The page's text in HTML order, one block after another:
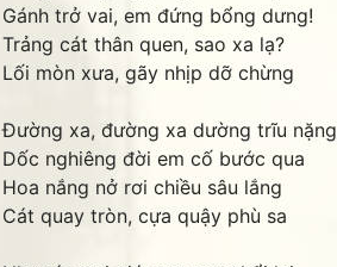
Gánh trở vai, em đứng bổng dưng!
Trảng cát thân quen, sao xa lạ?
Lối mòn xưa, gãy nhịp dỡ chừng
Đường xa, đường xa dường trĩu nặng
Dốc nghiêng đời em cố bước qua
Hoa nắng nở rơi chiều sâu lắng
Cát quay tròn, cựa quậy phù sa